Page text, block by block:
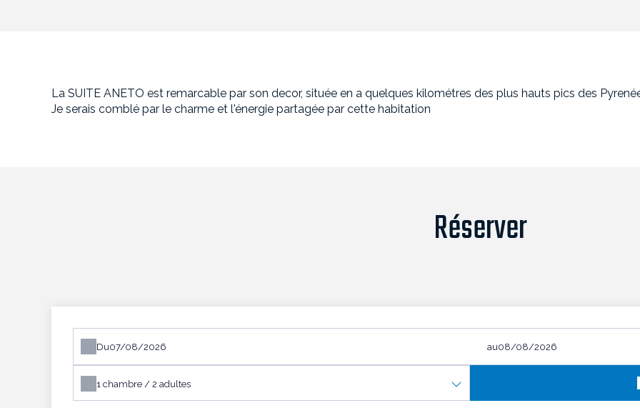
La SUITE ANETO est remarcable par son decor, située en a quelques kilométres des plus hauts pics des
Je serais comblé par le charme et l'énergie partagée par cette habitation
Réserver
Du au
1 chambre / 2 adultes